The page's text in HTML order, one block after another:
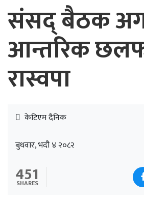
संसद् बैठक
आन्तरिक
रास्वपा
केटिएम दैनिक
बुधवार, भदौ ४ २०८२
451
SHARES